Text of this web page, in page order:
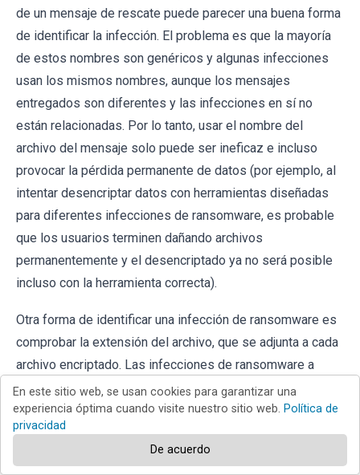
de un mensaje de rescate puede parecer una buena forma
de identificar la infección. El problema es que la mayoría
de estos nombres son genéricos y algunas infecciones
usan los mismos nombres, aunque los mensajes
entregados son diferentes y las infecciones en sí no
están relacionadas. Por lo tanto, usar el nombre del
archivo del mensaje solo puede ser ineficaz e incluso
provocar la pérdida permanente de datos (por ejemplo, al
intentar desencriptar datos con herramientas diseñadas
para diferentes infecciones de ransomware, es probable
que los usuarios terminen dañando archivos
permanentemente y el desencriptado ya no será posible
incluso con la herramienta correcta).
Otra forma de identificar una infección de ransomware es
comprobar la extensión del archivo, que se adjunta a cada
archivo encriptado. Las infecciones de ransomware a
menudo se nombran por las extensiones que agregan
(consulte los archivos encriptados por Qewe ransomware
a continuación).
En este sitio web, se usan cookies para garantizar una
experiencia óptima cuando visite nuestro sitio web. Política de
privacidad
De acuerdo